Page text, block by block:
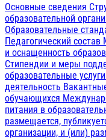
Основные сведения
образовательной
Образовательные
Педагогический состав
и оснащенность
Стипендии и меры
образовательные услуги
деятельность
обучающихся
питания в
размещается,
организации, и (или)